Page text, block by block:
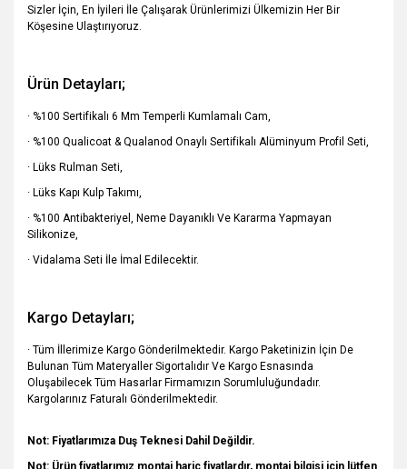
Sizler İçin, En İyileri İle Çalışarak Ürünlerimizi Ülkemizin Her Bir
Köşesine Ulaştırıyoruz.
Ürün Detayları;
· %100 Sertifikalı 6 Mm Temperli Kumlamalı Cam,
· %100 Qualicoat & Qualanod Onaylı Sertifikalı Alüminyum Profil Seti,
· Lüks Rulman Seti,
· Lüks Kapı Kulp Takımı,
· %100 Antibakteriyel, Neme Dayanıklı Ve Kararma Yapmayan
Silikonize,
· Vidalama Seti İle İmal Edilecektir.
Kargo Detayları;
· Tüm İllerimize Kargo Gönderilmektedir. Kargo Paketinizin İçin De
Bulunan Tüm Materyaller Sigortalıdır Ve Kargo Esnasında
Oluşabilecek Tüm Hasarlar Firmamızın Sorumluluğundadır.
Kargolarınız Faturalı Gönderilmektedir.
Not: Fiyatlarımıza Duş Teknesi Dahil Değildir.
Not: Ürün fiyatlarımız montaj hariç fiyatlardır, montaj bilgisi için lütfen